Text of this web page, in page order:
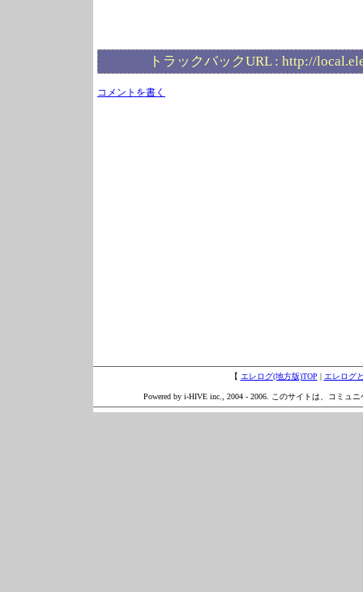
トラックバックURL : http://
コメントを書く
【 エレログ(地方版)TOP | エレログ
Powered by i-HIVE inc., 2004 - 2006. このサイトは、コミュ